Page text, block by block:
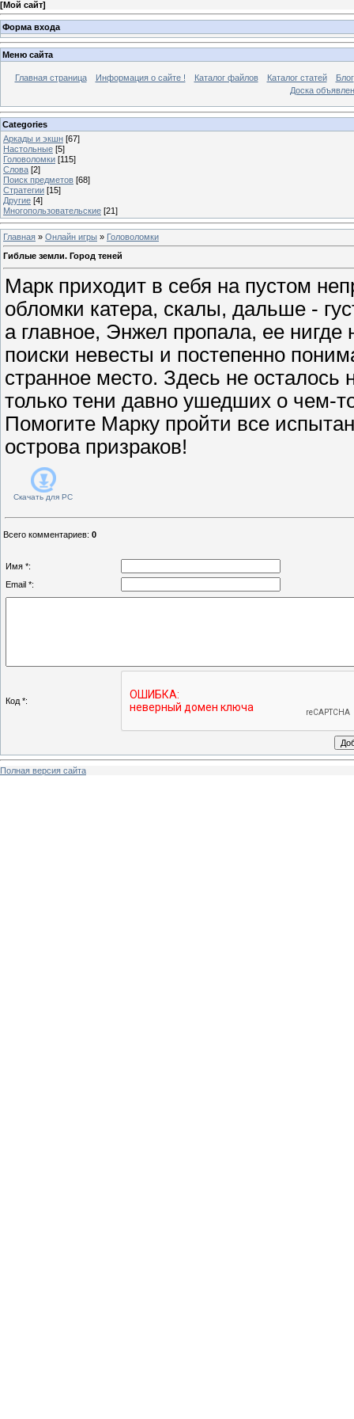
[Мой сайт]
Форма входа
Меню сайта
Главная страница Информация о сайте ! Каталог файлов Каталог статей
Блог
Доска
Categories
Аркады и экшн [67]
Настольные [5]
Головоломки [115]
Слова [2]
Поиск предметов [68]
Стратегии [15]
Другие [4]
Многопользовательские [21]
Главная » Онлайн игры » Головоломки
Гиблые земли. Город теней
Марк приходит в себя на пустом
обломки катера, скалы, дальше -
а главное, Энжел пропала, ее нигде
поиски невесты и постепенно
странное место. Здесь не осталось
только тени давно ушедших о чем-
Помогите Марку пройти все
острова призраков!
Скачать для PC
Всего комментариев: 0
Имя *:
Email *:
Код *:
Полная версия сайта